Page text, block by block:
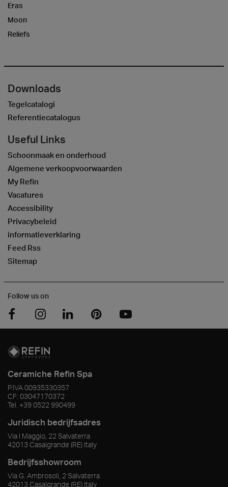
Eras
Moon
Reliefs
Downloads
Tegelcatalogi
Referentiecatalogus
Useful Links
Schoonmaak en onderhoud
Algemene verkoopvoorwaarden
My Refin
Vacatures
Accessibility
Privacybeleid
informatieverklaring
Feed Rss
Sitemap
Follow us on
Ceramiche Refin Spa
P.IVA00935330357
CF: 03047170372
Tel. +39 0522 990499
Juridisch bedrijfsadres
Via I Maggio, 22 Salvaterra
42013 Casalgrande (RE) Italy
Bedrijfsshowroom
Via G. Ambrosoli, 2 Salvaterra
42013 Casalgrande (RE) Italy